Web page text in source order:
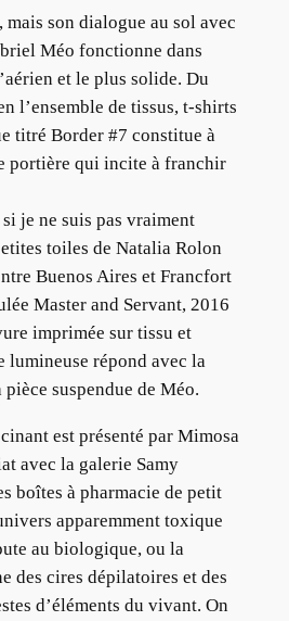
mais son dialogue au sol avec
Méo fonctionne dans
et le plus solide. Du
l’ensemble de tissus, t-shirts
titré Border #7 constitue à
portière qui incite à franchir
je ne suis pas vraiment
toiles de Natalia Rolon
Buenos Aires et Francfort
Master and Servant, 2016
imprimée sur tissu et
lumineuse répond avec la
suspendue de Méo.
est présenté par Mimosa
avec la galerie Samy
boîtes à pharmacie de petit
apparemment toxique
au biologique, ou la
des cires dépilatoires et des
d’éléments du vivant. On